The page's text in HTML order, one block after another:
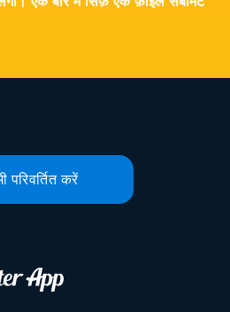
परिवर्तित करें